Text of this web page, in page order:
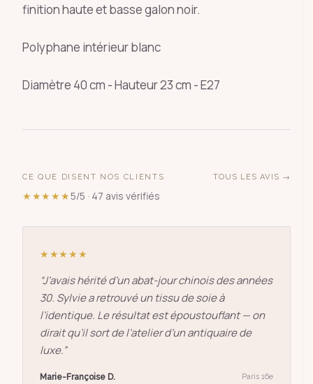
finition haute et basse galon noir.
Polyphane intérieur blanc
Diamètre 40 cm - Hauteur 23 cm - E27
CE QUE DISENT NOS CLIENTS
★★★★★5/5 · 47 avis vérifiés
TOUS LES AVIS →
★★★★★
“J’avais hérité d’un abat-jour chinois des années
30. Sylvie a retrouvé un tissu de soie à
l’identique. Le résultat est époustouflant — on
dirait qu’il sort de l’atelier d’un antiquaire de
luxe.”
Marie-Françoise D. Paris 16e